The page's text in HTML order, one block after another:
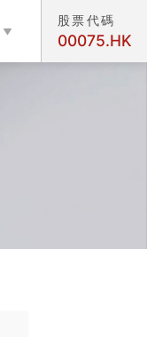

股票代碼
00075.HK